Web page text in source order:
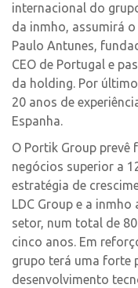
internacional do
da inmho, assumirá
Paulo Antunes,
CEO de Portugal e
da holding. Por
20 anos de
Espanha.
O Portik Group prevê
negócios superior a
estratégia de
LDC Group e a
setor, num total de
cinco anos. Em
grupo terá uma forte
desenvolvimento